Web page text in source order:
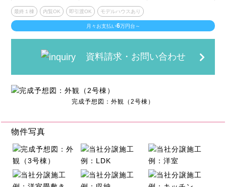
最終１棟 内覧OK 即引渡OK モデルハウスあり
月々お支払い6万円台～
資料請求・お問い合わせ
完成予想図：外観（2号棟）
物件写真